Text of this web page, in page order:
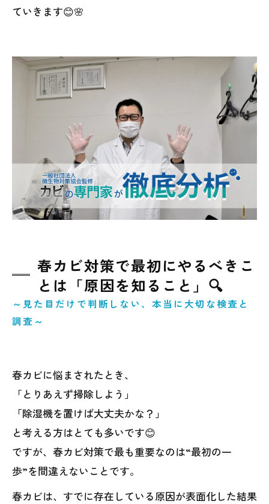
ていきます😊🌸
春カビ対策で最初にやるべきこ
とは「原因を知ること」🔍
～見た目だけで判断しない、本当に大切な検査と
調査～
春カビに悩まされたとき、
「とりあえず掃除しよう」
「除湿機を置けば大丈夫かな？」
と考える方はとても多いです😊
ですが、春カビ対策で最も重要なのは“最初の一
歩”を間違えないことです。
春カビは、すでに存在している原因が表面化した結果